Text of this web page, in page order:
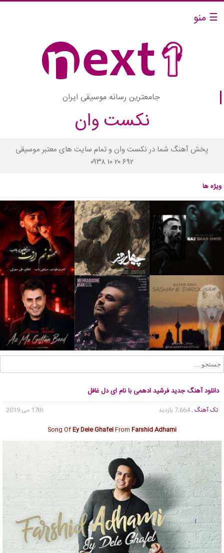
☰ منو
جامعترین رسانه موسیقی ایران
نکست وان
پخش آهنگ شما در نکست وان و تمام سایت های معتبر موسیقی
۰۹۳۸ ۱۰ ۲۰ ۶۹۲
ویژه ها
دانلود آهنگ جدید فرشید ادهمی با نام ای دل غافل
تک آهنگ , 7,664 بازدید
17th می 2019
Song OfEy Dele GhafelFrom Farshid Adhami